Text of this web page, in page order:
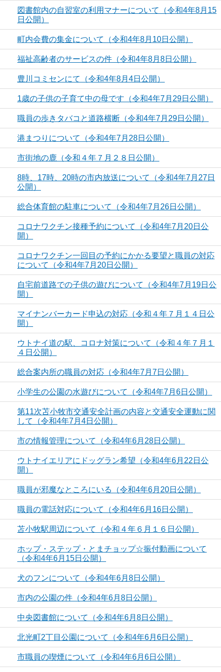
図書館内の自習室の利用マナーについて（令和4年8月15
日公開）
町内会費の集金について（令和4年8月10日公開）
福祉高齢者のサービスの件（令和4年8月8日公開）
豊川コミセンにて（令和4年8月4日公開）
1歳の子供の子育て中の母です（令和4年7月29日公開）
職員の歩きタバコと道路横断（令和4年7月29日公開）
港まつりについて（令和4年7月28日公開）
市街地の鹿（令和４年７月２８日公開）
8時、17時、20時の市内放送について（令和4年7月27日
公開）
総合体育館の駐車について（令和4年7月26日公開）
コロナワクチン接種予約について（令和4年7月20日公
開）
コロナワクチン一回目の予約にかかる要望と職員の対応
について（令和4年7月20日公開）
自宅前道路での子供の遊びについて（令和4年7月19日公
開）
マイナンバーカード申込の対応（令和４年７月１４日公
開）
ウトナイ道の駅、コロナ対策について（令和４年７月１
４日公開）
総合案内所の職員の対応（令和4年7月7日公開）
小学生の公園の水遊びについて（令和4年7月6日公開）
第11次苫小牧市交通安全計画の内容と交通安全運動に関
して（令和4年7月4日公開）
市の情報管理について（令和4年6月28日公開）
ウトナイエリアにドッグラン希望（令和4年6月22日公
開）
職員が邪魔なところにいる（令和4年6月20日公開）
職員の電話対応について（令和4年6月16日公開）
苫小牧駅周辺について（令和４年６月１６日公開）
ホップ・ステップ・とまチョップ☆振付動画について
（令和4年6月15日公開）
犬のフンについて（令和4年6月8日公開）
市内の公園の件（令和4年6月8日公開）
中央図書館について（令和4年6月8日公開）
北光町2丁目公園について（令和4年6月6日公開）
市職員の喫煙について（令和4年6月6日公開）